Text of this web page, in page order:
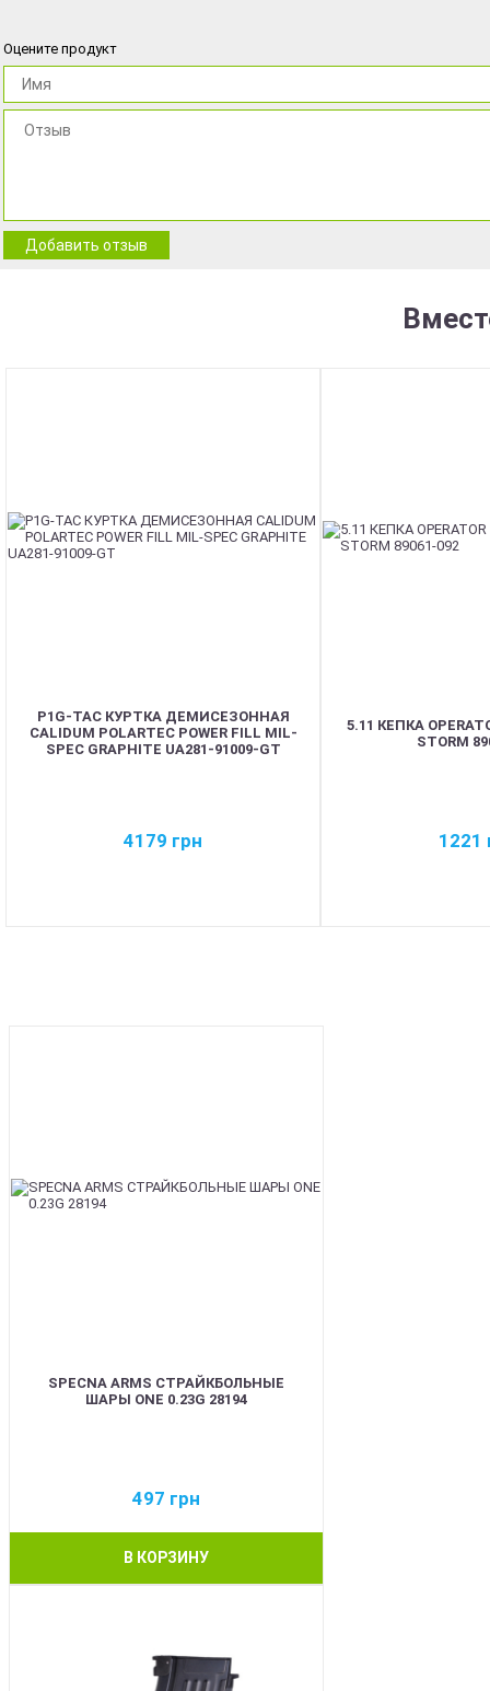
Оцените продукт
Добавить отзыв
P1G-TAC КУРТКА ДЕМИСЕЗОННАЯ
CALIDUM POLARTEC POWER FILL MIL-
SPEC GRAPHITE UA281-91009-GT
4179 грн
5.11 КЕПКА
STORM
1221
SPECNA ARMS СТРАЙКБОЛЬНЫЕ
ШАРЫ ONE 0.23G 28194
497 грн
В КОРЗИНУ